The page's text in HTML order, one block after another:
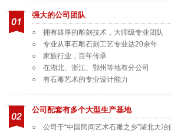
强大的公司团队
○ 拥有雄厚的雕刻技术，大师级专业团队
○ 专业从事石雕石刻工艺专业达20余年
○ 家族行业，百年传承
○ 在湖北、浙江、鄂州等地有分公司
○ 有石雕艺术的专业设计能力
公司配套有多个大型生产基地
○ 公司于“中国民间艺术石雕之乡”湖北大冶